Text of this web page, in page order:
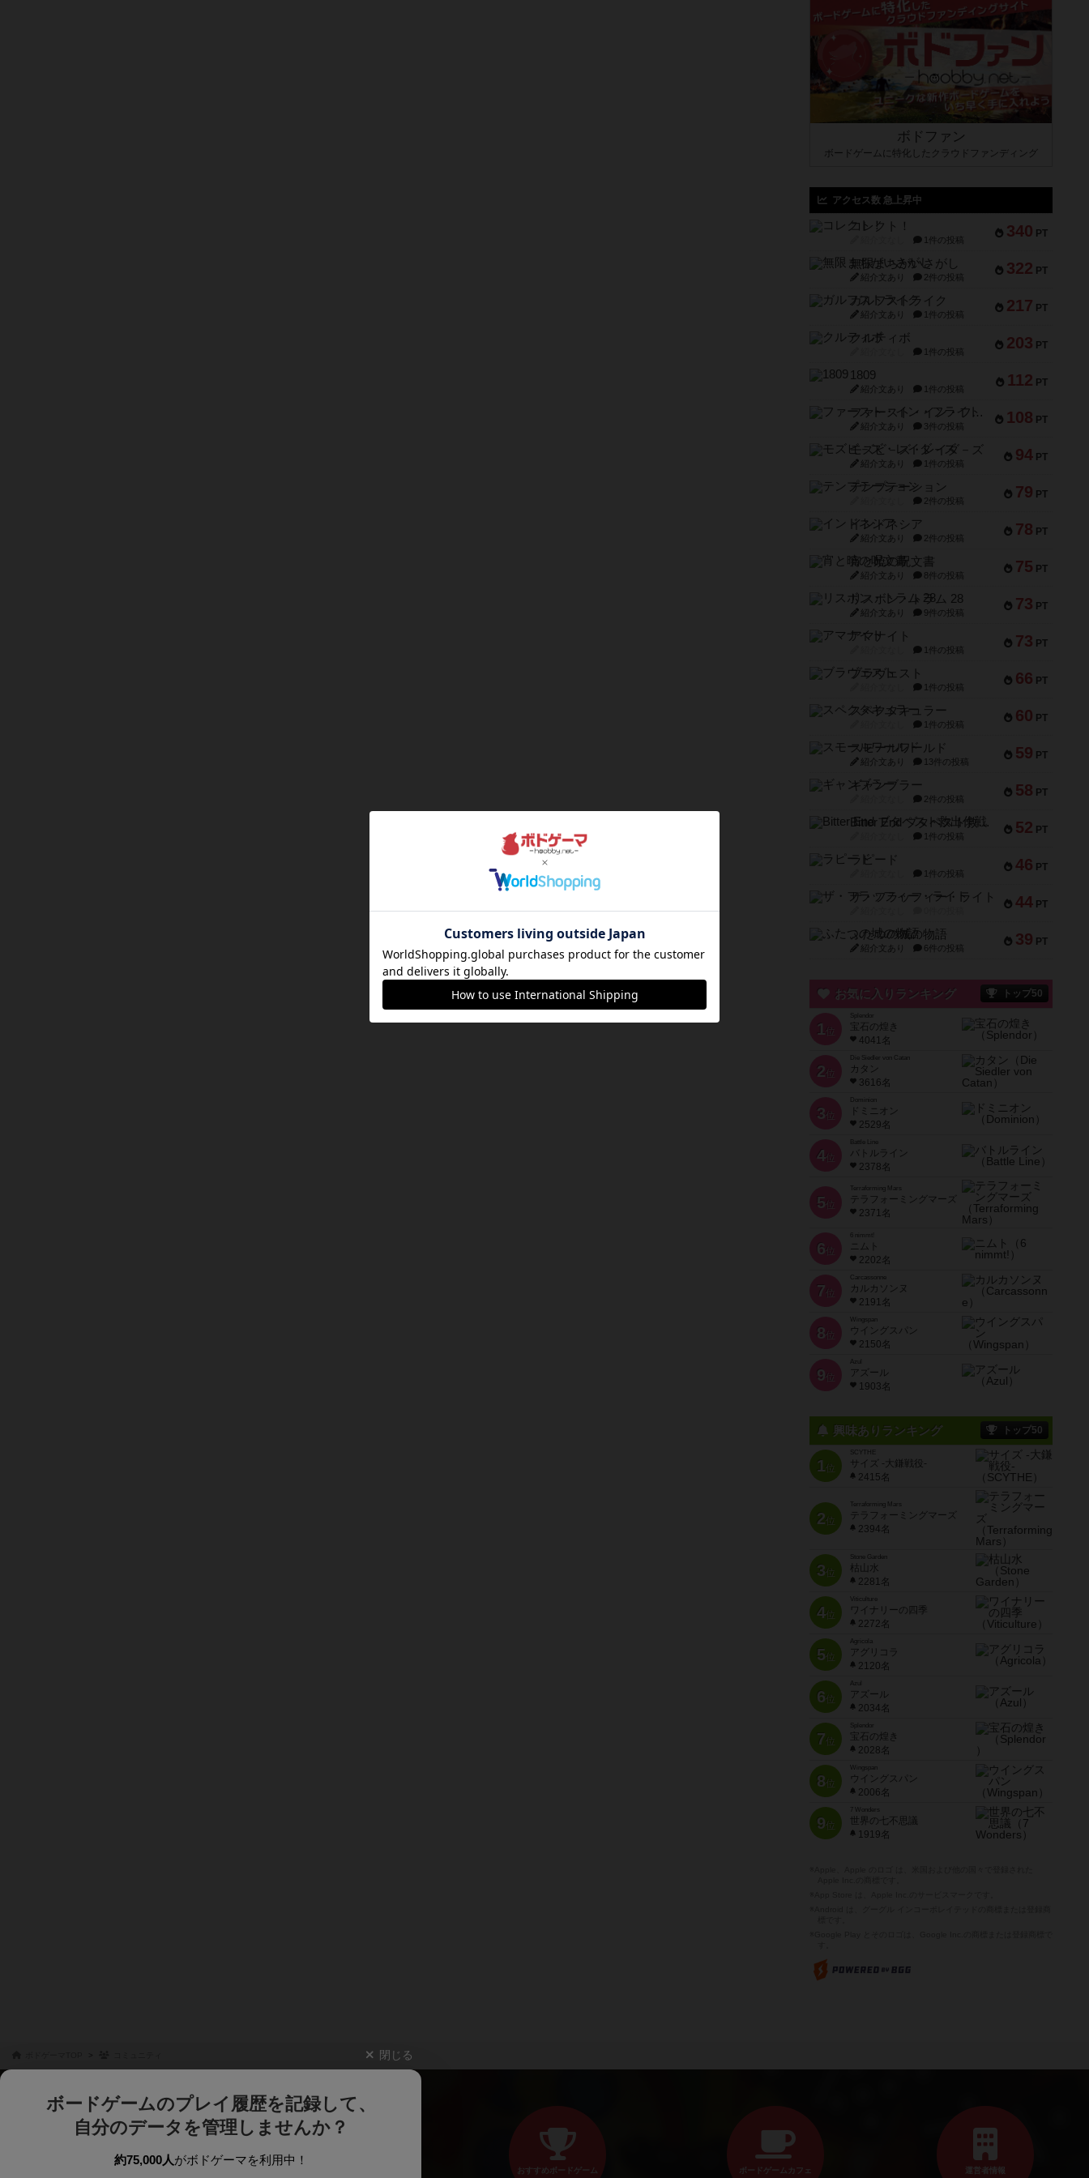
ボドファン
ボードゲームに特化したクラウドファンディング
アクセス数 急上昇中
340 PT
コレクト！
1件の投稿
322 PT
無限まちがいさがし
紹介文あり 2件の投稿
217 PT
ガルフストライク
紹介文あり 1件の投稿
203 PT
クルティボ
1件の投稿
112 PT
1809
紹介文あり 1件の投稿
108 PT
ファースト・イン・フライト
紹介文あり 3件の投稿
94 PT
モズビ－ズ・レイダ－ズ
紹介文あり 1件の投稿
79 PT
テンプテーション
2件の投稿
78 PT
インドネシア
紹介文あり 2件の投稿
75 PT
宵と暁の呪文書
紹介文あり 8件の投稿
73 PT
リスボン・トラム 28
紹介文あり 9件の投稿
73 PT
アマナイト
1件の投稿
66 PT
ブラヴェスト
1件の投稿
60 PT
スペクタキュラー
1件の投稿
59 PT
スモールワールド
紹介文あり 13件の投稿
58 PT
ギャンブラー
2件の投稿
52 PT
Bitter End ブタペスト救出作戦
1件の投稿
46 PT
ラピード
1件の投稿
44 PT
ザ・フラッフィー・ライト
39 PT
ふたつの城の物語
紹介文あり 6件の投稿
お気に入りランキング トップ50
1 位
宝石の煌き
4041名
2 位
Die Siedler von Catan
カタン
3616名
3 位
ドミニオン
2529名
4位
Battle Line
バトルライン
2378名
5 位
Terraforming Mars
テラフォーミングマーズ
2371名
6 位
ニムト
2202名
7 位
Carcassonne
カルカソンヌ
2191名
8 位
Wingspan
ウイングスパン
2150名
9 位
Azul
アズール
1903名
興味ありランキング トップ50
1位
SCYTHE
サイズ -大鎌戦役-
2415名
2位
Terraforming Mars
テラフォーミングマーズ
2394名
3位
Stone Garden
枯山水
2281名
4位
Viticulture
ワイナリーの四季
2272名
5位
Agricola
アグリコラ
2120名
6位
Azul
アズール
2034名
7位
宝石の煌き
2028名
8位
Wingspan
ウイングスパン
2006名
9位
7 Wonders
世界の七不思議
1919名
閉じる
ボードゲームのプレイ履歴を記録して、
自分のデータを管理しませんか？
約75,000人がボドゲーマを利用中！
おすすめボードゲーム ボードゲームカフェ 運営者情報